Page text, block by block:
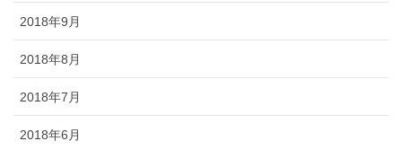
2018年9月
2018年8月
2018年7月
2018年6月